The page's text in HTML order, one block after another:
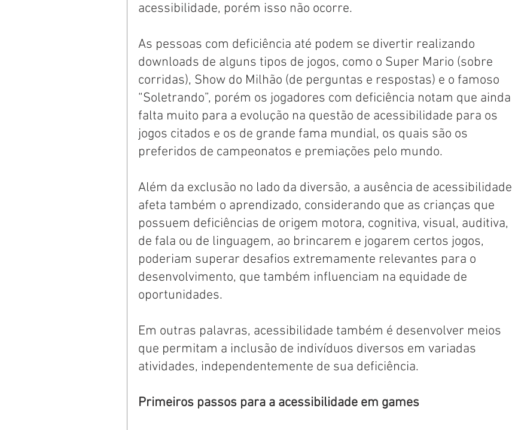
acessibilidade, porém isso não ocorre.
As pessoas com deficiência até podem se divertir realizando
downloads de alguns tipos de jogos, como o Super Mario (sobre
corridas), Show do Milhão (de perguntas e respostas) e o famoso
“Soletrando”, porém os jogadores com deficiência notam que ainda
falta muito para a evolução na questão de acessibilidade para os
jogos citados e os de grande fama mundial, os quais são os
preferidos de campeonatos e premiações pelo mundo.
Além da exclusão no lado da diversão, a ausência de acessibilidade
afeta também o aprendizado, considerando que as crianças que
possuem deficiências de origem motora, cognitiva, visual, auditiva,
de fala ou de linguagem, ao brincarem e jogarem certos jogos,
poderiam superar desafios extremamente relevantes para o
desenvolvimento, que também influenciam na equidade de
oportunidades.
Em outras palavras, acessibilidade também é desenvolver meios
que permitam a inclusão de indivíduos diversos em variadas
atividades, independentemente de sua deficiência.
Primeiros passos para a acessibilidade em games